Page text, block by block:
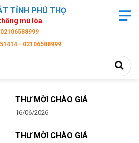
TỈNH PHÚ THỌ
mù lòa
- 02106588999
THƯ MỜI CHÀO GIÁ
16/06/2026
THƯ MỜI CHÀO GIÁ